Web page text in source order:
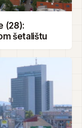
(28):
šetalištu